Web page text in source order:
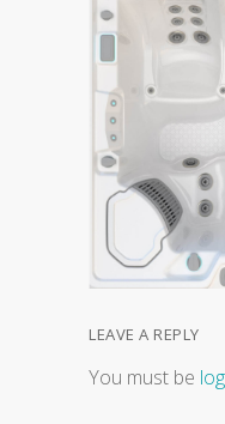
LEAVE A REPLY
You must be